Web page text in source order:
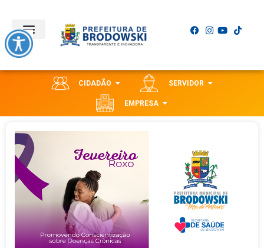
CIDADÃO SERVIDOR
EMPRESA